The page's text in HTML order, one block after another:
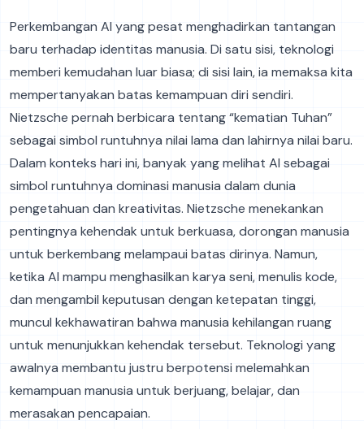
Perkembangan AI yang pesat menghadirkan tantangan
baru terhadap identitas manusia. Di satu sisi, teknologi
memberi kemudahan luar biasa; di sisi lain, ia memaksa kita
mempertanyakan batas kemampuan diri sendiri.
Nietzsche pernah berbicara tentang “kematian Tuhan”
sebagai simbol runtuhnya nilai lama dan lahirnya nilai baru.
Dalam konteks hari ini, banyak yang melihat AI sebagai
simbol runtuhnya dominasi manusia dalam dunia
pengetahuan dan kreativitas. Nietzsche menekankan
pentingnya kehendak untuk berkuasa, dorongan manusia
untuk berkembang melampaui batas dirinya. Namun,
ketika AI mampu menghasilkan karya seni, menulis kode,
dan mengambil keputusan dengan ketepatan tinggi,
muncul kekhawatiran bahwa manusia kehilangan ruang
untuk menunjukkan kehendak tersebut. Teknologi yang
awalnya membantu justru berpotensi melemahkan
kemampuan manusia untuk berjuang, belajar, dan
merasakan pencapaian.